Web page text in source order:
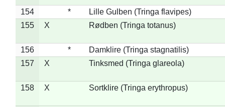
154 *
Lille Gulben (Tringa flavipes)
155
X Rødben (Tringa totanus)
156 *
Damklire (Tringa stagnatilis)
157
X Tinksmed (Tringa glareola)
158 X Sortklire (Tringa erythropus)